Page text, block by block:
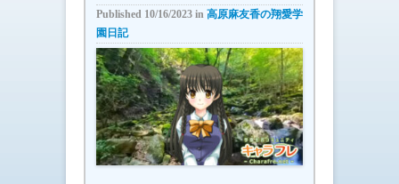
Published 10/16/2023 in 高原麻友香の翔愛学
園日記